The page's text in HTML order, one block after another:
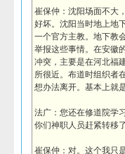
崔保仲：沈阳场面不大
好坏。沈阳当时地上地
一个官方主教。地下教
举报这些事情。在安徽
冲突，主要是在河北福
所很近。布道时组织者
想办法离开。基本上就
法广：您还在修道院学
你们神职人员赶紧转移
崔保仲：对。这个我只